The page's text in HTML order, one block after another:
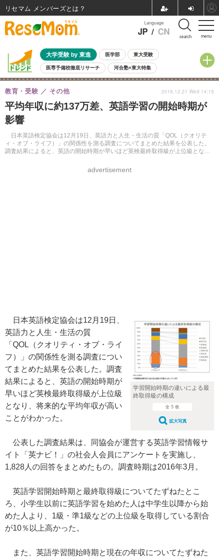
menu
Language
JP / CN search
大学受験 by 東進 医学部 東大受験
医専予備校徹底リサーチ 河合塾×東大特集
親子で考える大学選び 高校受験 中学受験 小学校受験
共通テスト 夏休み
8月開催イベント・WS 全国公立高校 過去問 人気記事
自由研究教材（小学生向け）
平均年収に約137万差、英語学習の開始時期が
影響
日本英語検定協会は12月19日、英語力と人生・生活の質「QOL（クオリテ
ィ・オブ・ライフ）」の関係性を測る調査についてまとめた結果を公表した。
調査結果によると、英語の開始時期が早いほど英検最終取得級が上位級とな
教育・受験 その他
advertisement
2016.12.21 Wed 14:15
学習開始時期の違いによる最
終取得級の構成
全 5 枚
拡大写真
日本英語検定協会は12月19日、
英語力と人生・生活の質
「QOL（クオリティ・オブ・ライ
フ）」の関係性を測る調査につい
てまとめた結果を公表した。調査
結果によると、英語の開始時期が
早いほど英検最終取得級が上位級
となり、将来的な平均年収が高い
ことがわかった。
公表した調査結果は、同協会が運営する英語学習情報サ
イト「英ナビ！」の社会人会員にアンケートを実施し、
1,828人の回答をまとめたもの。調査時期は2016年3月。
英語学習開始時期と最終取得級についてたずねたとこ
ろ、小学生以前に英語学習を始めた人は中学生以降から始
めた人より、1級・準1級などの上位級を取得している割合
が10％以上高かった。
また、英語学習開始時期と現在の年収についてたずねた
リセマム メンバーズ